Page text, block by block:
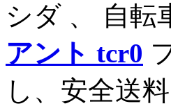
シダ 、 自転
アント tcr0
し、安全送